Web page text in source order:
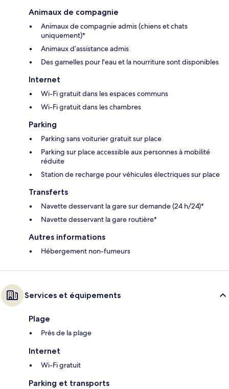
Animaux de compagnie
Animaux de compagnie admis (chiens et chats
uniquement)*
Animaux d’assistance admis
Des gamelles pour l'eau et la nourriture sont disponibles
Internet
Wi-Fi gratuit dans les espaces communs
Wi-Fi gratuit dans les chambres
Parking
Parking sans voiturier gratuit sur place
Parking sur place accessible aux personnes à mobilité
réduite
Station de recharge pour véhicules électriques sur place
Transferts
Navette desservant la gare sur demande (24 h/24)*
Navette desservant la gare routière*
Autres informations
Hébergement non-fumeurs
Services et équipements
Plage
Près de la plage
Internet
Wi-Fi gratuit
Parking et transports